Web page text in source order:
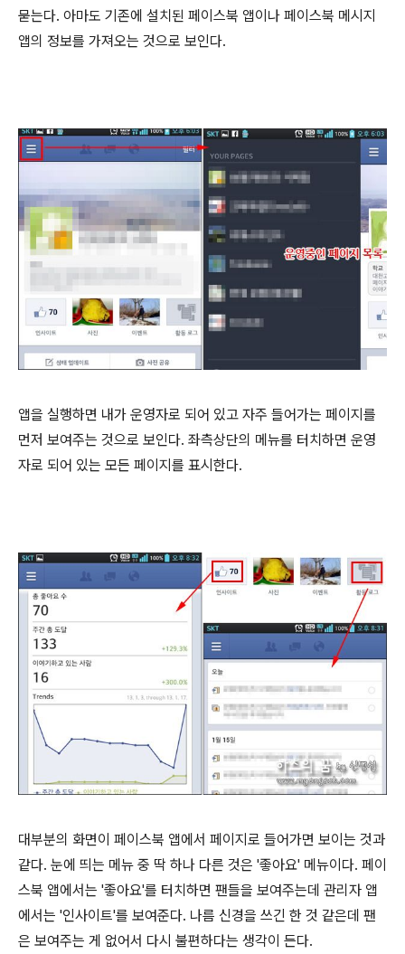
묻는다. 아마도 기존에 설치된 페이스북 앱이나 페이스북 메시지
앱의 정보를 가져오는 것으로 보인다.
앱을 실행하면 내가 운영자로 되어 있고 자주 들어가는 페이지를
먼저 보여주는 것으로 보인다. 좌측상단의 메뉴를 터치하면 운영
자로 되어 있는 모든 페이지를 표시한다.
대부분의 화면이 페이스북 앱에서 페이지로 들어가면 보이는 것과
같다. 눈에 띄는 메뉴 중 딱 하나 다른 것은 '좋아요' 메뉴이다. 페이
스북 앱에서는 '좋아요'를 터치하면 팬들을 보여주는데 관리자 앱
에서는 '인사이트'를 보여준다. 나름 신경을 쓰긴 한 것 같은데 팬
은 보여주는 게 없어서 다시 불편하다는 생각이 든다.